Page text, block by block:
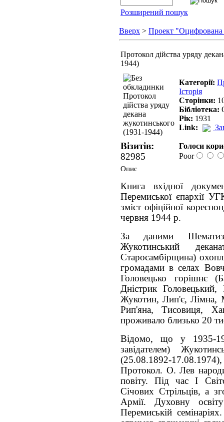
Розширений пошук
Вверх > Проект
Протокол дійства уряду
1944)
Категорії:
Історія
Сторінки:
Бібліотека:
Рік: 1931
Link:
Візитів:
82985
Голоси
Poor
Опис
Книга вхідної
Перемиської єпархії
зміст офіційної
червня 1944 р.
За даними
Жукотинський
Старосамбірщина)
громадами в селах
Головецько горішнє
Дністрик
Жукотин, Лип'є, Лімна,
Рип'яна, Тисовиця,
проживало близько 20
Відомо, що у 1935-
завідателем)
(25.08.1892-
Протокол. О. Лев
повіту. Під час І
Січових Стрільців, а
Армії. Духовну
Перемиській